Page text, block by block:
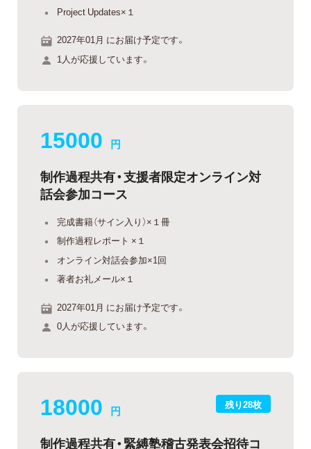
Project Updates×１
2027年01月 にお届け予定です。
1人が応援しています。
15000 円
制作過程共有・支援者限定オンライン対
話会参加コース
完成書籍（サイン入り）×１冊
制作過程レポート ×１
オンライン対話会参加×1回
著者お礼メール×１
2027年01月 にお届け予定です。
0人が応援しています。
残り28枚
18000 円
制作過程共有・緊縛塾稽古発表会招待コ